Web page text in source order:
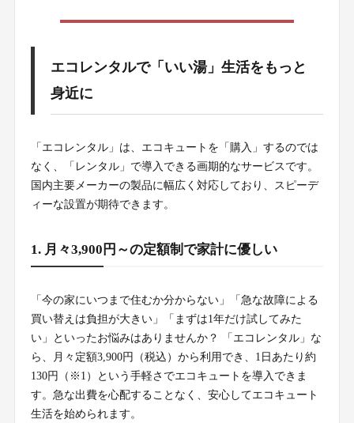
エコレンタルで「いい湯」生活をもっと
身近に
「エコレンタル」は、エコキュートを「購入」するのでは
なく、「レンタル」で導入できる画期的なサービスです。
国内主要メーカーの製品に幅広く対応しており、スピーデ
ィーな設置が期待できます。
1. 月々3,900円～の定額制で家計に優しい
「今の家にいつまで住むか分からない」「急な故障による
買い替えは負担が大きい」「まずは1年だけ試してみた
い」といったお悩みはありませんか？ 「エコレンタル」な
ら、月々定額3,900円（税込）から利用でき、1日あたり約
130円（※1）という手軽さでエコキュートを導入できま
す。急な出費を心配することなく、安心してエコキュート
生活を始められます。